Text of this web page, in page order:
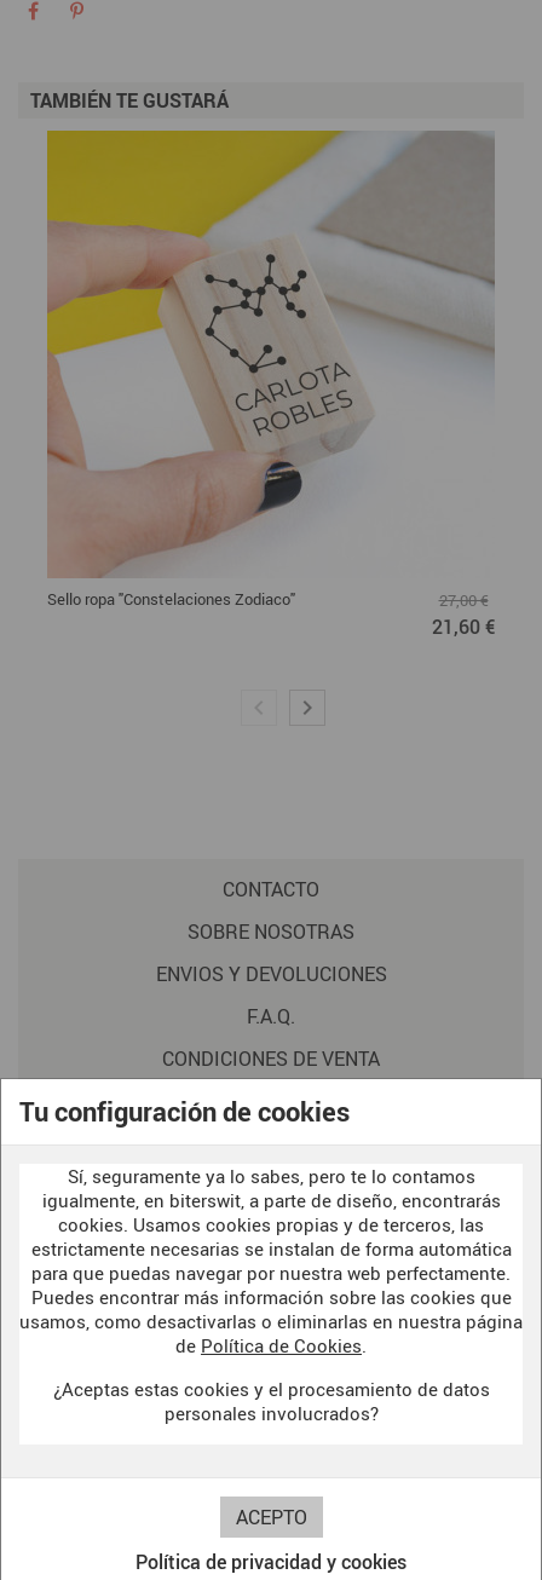
Tu configuración de cookies
Sí, seguramente ya lo sabes, pero te lo contamos
igualmente, en biterswit, a parte de diseño, encontrarás
cookies. Usamos cookies propias y de terceros, las
estrictamente necesarias se instalan de forma automática
para que puedas navegar por nuestra web perfectamente.
Puedes encontrar más información sobre las cookies que
usamos, como desactivarlas o eliminarlas en nuestra página
de Política de Cookies.
¿Aceptas estas cookies y el procesamiento de datos
personales involucrados?
Política de privacidad y cookies
TAMBIÉN TE GUSTARÁ
Sello ropa "Constelaciones Zodiaco" 27,00 €
21,60 €
CONTACTO
SOBRE NOSOTRAS
ENVIOS Y DEVOLUCIONES
F.A.Q.
CONDICIONES DE VENTA
POLITICA DE PRIVACIDAD
AVISO LEGAL
POLÍTICA DE COOKIES
WELCOME TO OUR
DARK SIDE
BITERSWIT STUDIO
DARK SIDE